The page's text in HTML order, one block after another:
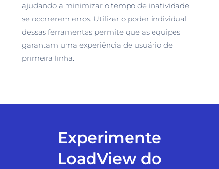
ajudando a minimizar o tempo de inatividade
se ocorrerem erros. Utilizar o poder individual
dessas ferramentas permite que as equipes
garantam uma experiência de usuário de
primeira linha.
Experimente
LoadView do